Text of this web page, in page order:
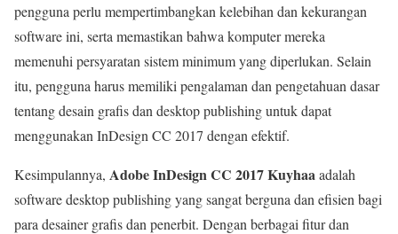
pengguna perlu mempertimbangkan kelebihan dan kekurangan
software ini, serta memastikan bahwa komputer mereka
memenuhi persyaratan sistem minimum yang diperlukan. Selain
itu, pengguna harus memiliki pengalaman dan pengetahuan dasar
tentang desain grafis dan desktop publishing untuk dapat
menggunakan InDesign CC 2017 dengan efektif.
Kesimpulannya, Adobe InDesign CC 2017 Kuyhaaadalah
software desktop publishing yang sangat berguna dan efisien bagi
para desainer grafis dan penerbit. Dengan berbagai fitur dan